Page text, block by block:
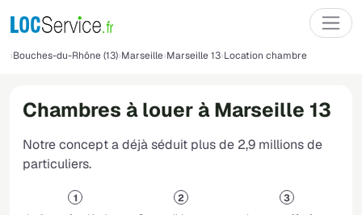
Bouches-du-Rhône (13) Marseille Marseille 13 Location chambre
Chambres à louer à Marseille 13
Notre concept a déjà séduit plus de 2,9 millions de
particuliers.